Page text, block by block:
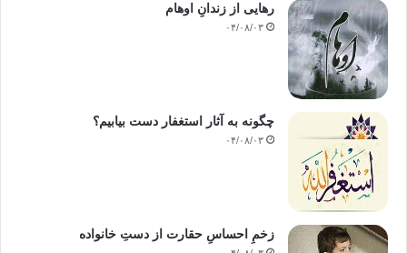
رهایی از زندانِ اوهام
۰۴/۰۸/۰۳
چگونه به آثار استغفار دست بیابیم؟
۰۴/۰۸/۰۳
زخمِ احساسِ حقارت از دستِ خانواده